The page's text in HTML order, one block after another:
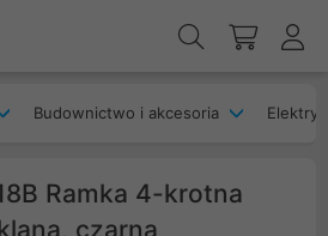
Budownictwo i akcesoria
Ramka 4-krotna
czarna